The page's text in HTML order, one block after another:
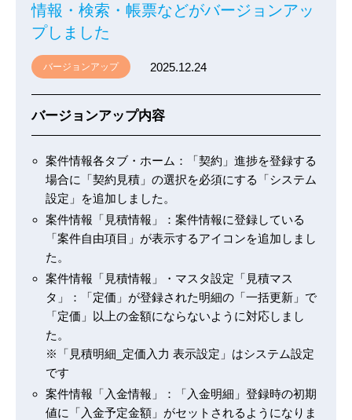
情報・検索・帳票などがバージョンアッ
プしました
バージョンアップ 2025.12.24
バージョンアップ内容
案件情報各タブ・ホーム：「契約」進捗を登録する
場合に「契約見積」の選択を必須にする「システム
設定」を追加しました。
案件情報「見積情報」：案件情報に登録している
「案件自由項目」が表示するアイコンを追加しまし
た。
案件情報「見積情報」・マスタ設定「見積マス
タ」：「定価」が登録された明細の「一括更新」で
「定価」以上の金額にならないように対応しまし
た。
※「見積明細_定価入力 表示設定」はシステム設定
です
案件情報「入金情報」：「入金明細」登録時の初期
値に「入金予定金額」がセットされるようになりま